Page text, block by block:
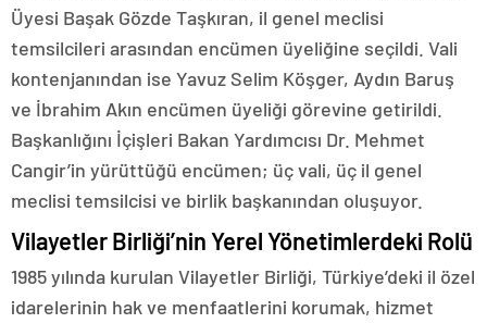
Üyesi Başak Gözde Taşkıran, il genel meclisi
temsilcileri arasından encümen üyeliğine seçildi. Vali
kontenjanından ise Yavuz Selim Köşger, Aydın Baruş
ve İbrahim Akın encümen üyeliği görevine getirildi.
Başkanlığını İçişleri Bakan Yardımcısı Dr. Mehmet
Cangir’in yürüttüğü encümen; üç vali, üç il genel
meclisi temsilcisi ve birlik başkanından oluşuyor.
Vilayetler Birliği’nin Yerel Yönetimlerdeki Rolü
1985 yılında kurulan Vilayetler Birliği, Türkiye’deki il özel
idarelerinin hak ve menfaatlerini korumak, hizmet